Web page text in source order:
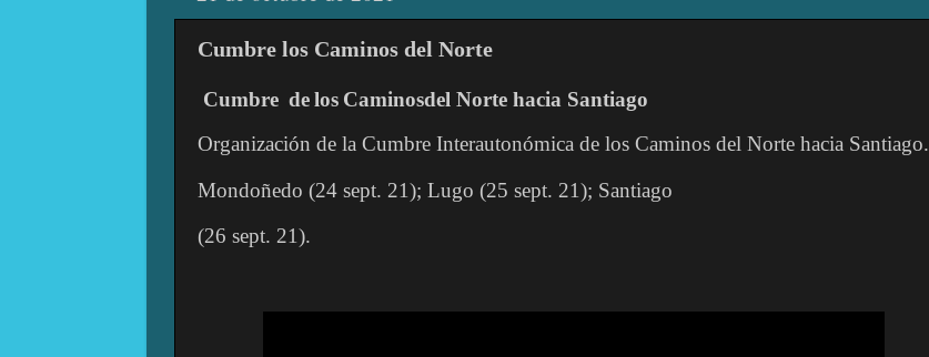
Cumbre los Caminos del Norte
Cumbre delos Caminosdel Norte hacia Santiago
Organización de la Cumbre Interautonómica de los Caminos del Norte hacia Santiago.
Mondoñedo (24 sept. 21); Lugo (25 sept. 21); Santiago
(26 sept. 21).